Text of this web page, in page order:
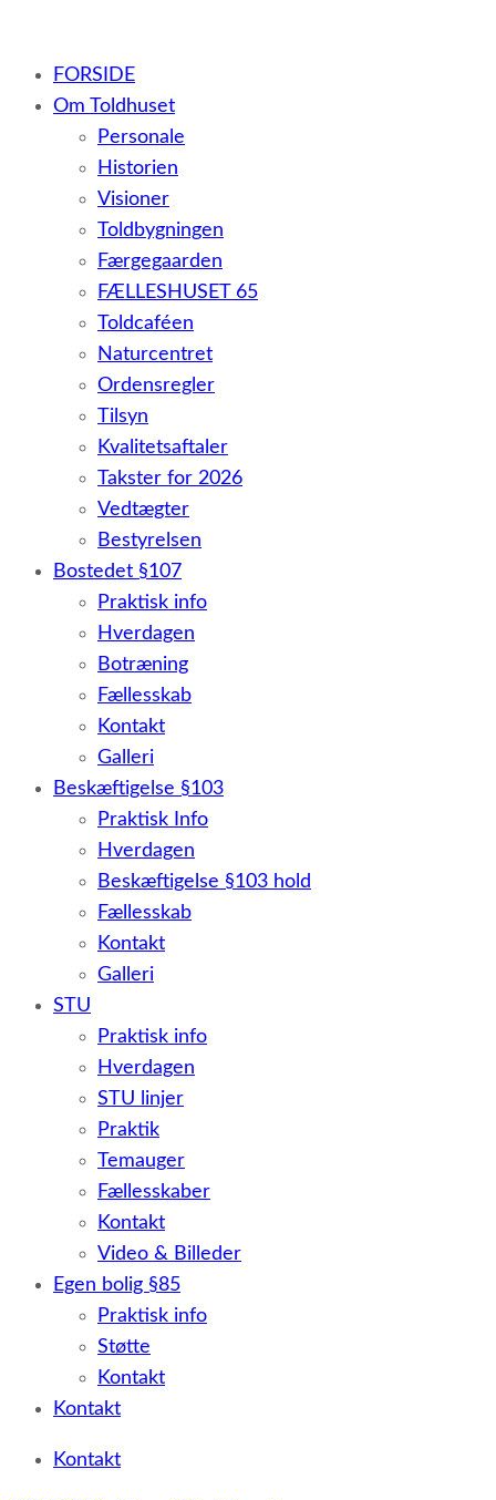
– et botilbud til voksne udviklingshæmmede og sent
udviklede personer samt voksne med psykiske lidelser
FORSIDE
Om Toldhuset
Personale
Historien
Visioner
Toldbygningen
Færgegaarden
FÆLLESHUSET 65
Toldcaféen
Naturcentret
Ordensregler
Tilsyn
Kvalitetsaftaler
Takster for 2026
Vedtægter
Bestyrelsen
Bostedet §107
Praktisk info
Hverdagen
Botræning
Fællesskab
Kontakt
Galleri
Beskæftigelse §103
Praktisk Info
Hverdagen
Beskæftigelse §103 hold
Fællesskab
Kontakt
Galleri
STU
Praktisk info
Hverdagen
STU linjer
Praktik
Temauger
Fællesskaber
Kontakt
Video & Billeder
Egen bolig §85
Praktisk info
Støtte
Kontakt
Kontakt
Kontakt